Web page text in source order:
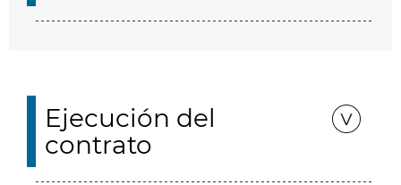
Ejecución del
contrato